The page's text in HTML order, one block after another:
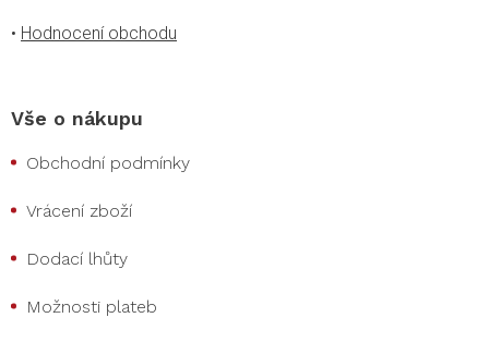
• Hodnocení obchodu
Vše o nákupu
Obchodní podmínky
Vrácení zboží
Dodací lhůty
Možnosti plateb